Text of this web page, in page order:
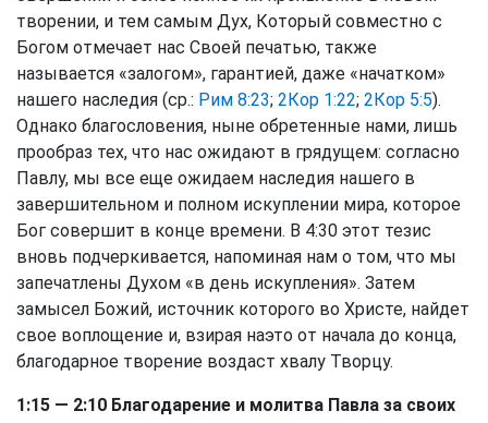
творении, и тем самым Дух, Который совместно с
Богом отмечает нас Своей печатью, также
называется «залогом», гарантией, даже «начатком»
нашего наследия (ср.: Рим 8:23; 2Кор 1:22; 2Кор 5:5).
Однако благословения, ныне обретенные нами, лишь
прообраз тех, что нас ожидают в грядущем: согласно
Павлу, мы все еще ожидаем наследия нашего в
завершительном и полном искуплении мира, которое
Бог совершит в конце времени. В 4:30 этот тезис
вновь подчеркивается, напоминая нам о том, что мы
запечатлены Духом «в день искупления». Затем
замысел Божий, источник которого во Христе, найдет
свое воплощение и, взирая наэто от начала до конца,
благодарное творение воздаст хвалу Творцу.
1:15 — 2:10 Благодарение и молитва Павла за своих